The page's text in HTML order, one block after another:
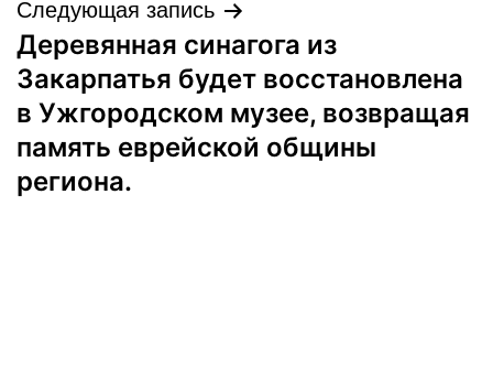
Следующая запись
Деревянная синагога из
Закарпатья будет восстановлена
в Ужгородском музее, возвращая
память еврейской общины
региона.